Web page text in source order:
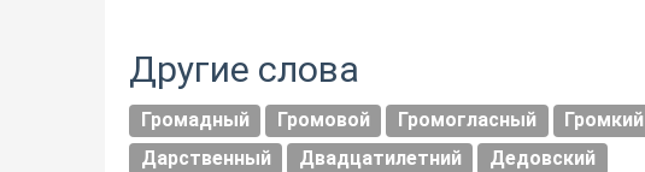
Другие слова
Громадный Громовой Громогласный Громкий
Дарственный
Двадцатилетний Дедовский